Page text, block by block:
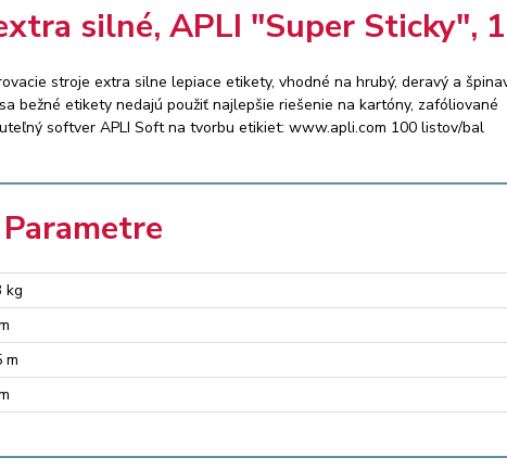
silné, APLI "Super Sticky",
stroje extra silne lepiace etikety, vhodné na hrubý, deravý a
bežné etikety nedajú použiť najlepšie riešenie na kartóny, zafóliované
softver APLI Soft na tvorbu etikiet: www.apli.com 100 listov/bal
Parametre
kg
m